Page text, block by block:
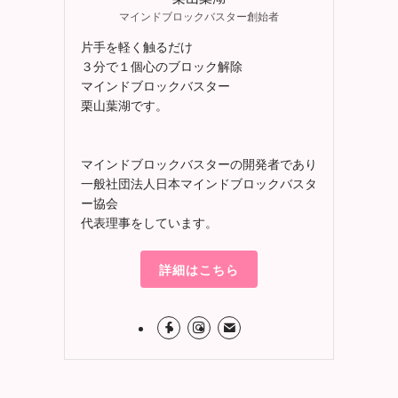
マインドブロックバスター創始者
片手を軽く触るだけ
３分で１個心のブロック解除
マインドブロックバスター
栗山葉湖です。
マインドブロックバスターの開発者であり
一般社団法人日本マインドブロックバスタ
ー協会
代表理事をしています。
詳細はこちら